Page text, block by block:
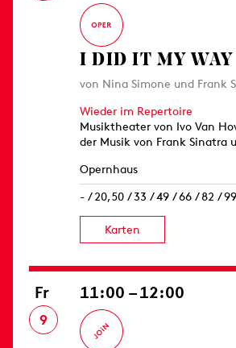
I DID IT MY WAY
von Nina Simone und Frank
Wieder im Repertoire
Musiktheater von Ivo Van
der Musik von Frank Sinatra
Opernhaus
- / 20,50 / 33 / 49 / 66 / 82 /
Karten
Fr
9
11:00 – 12:00